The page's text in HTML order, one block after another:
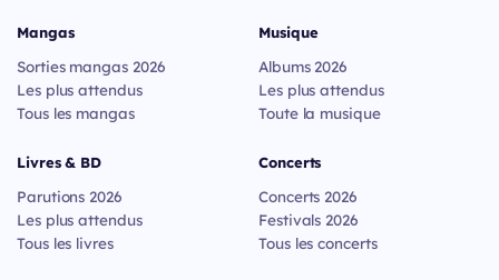
Mangas
Sorties mangas 2026
Les plus attendus
Tous les mangas
Livres & BD
Parutions 2026
Les plus attendus
Tous les livres
Musique
Albums 2026
Les plus attendus
Toute la musique
Concerts
Concerts 2026
Festivals 2026
Tous les concerts